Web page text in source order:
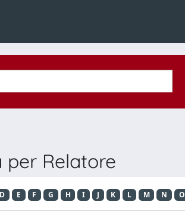
per Relatore
D E F G H I J K L M N O